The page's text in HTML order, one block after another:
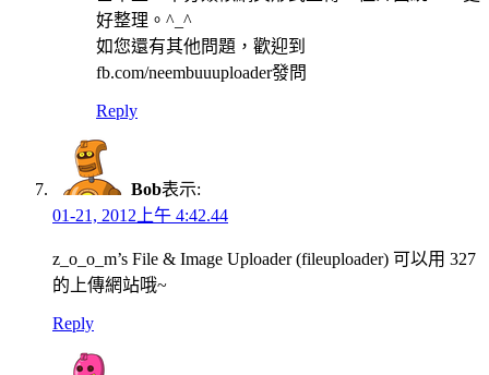
好整理。^_^
如您還有其他問題，歡迎到
fb.com/neembuuuploader發問
Reply
Bob表示:
01-21, 2012上午 4:42.44
z_o_o_m’s File & Image Uploader (fileuploader) 可以用 327
的上傳網站哦~
Reply